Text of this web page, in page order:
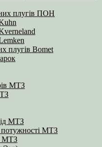
плугів ПОН
плугів Bomet
МТЗ
МТЗ
потужності МТЗ
МТЗ